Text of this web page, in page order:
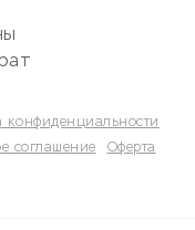
конфиденциальности
соглашение
Оферта